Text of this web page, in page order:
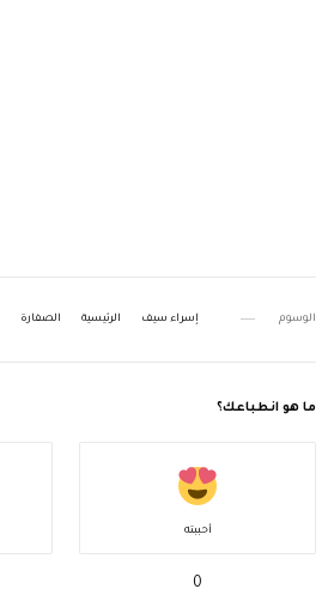
الوسوم إسراء سيف الرئيسية الصفارة
ما هو انطباعك؟
أحببته
0